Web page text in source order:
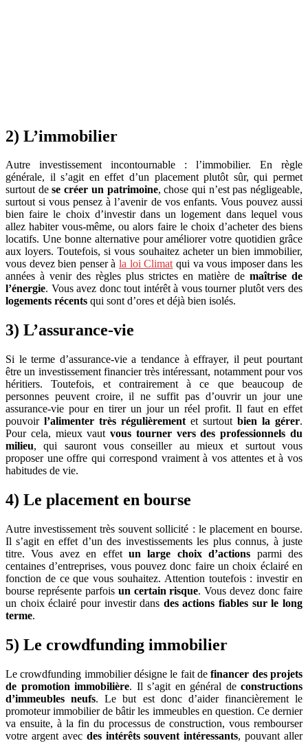
2) L’immobilier
Autre investissement incontournable : l’immobilier. En règle
générale, il s’agit en effet d’un placement plutôt sûr, qui permet
surtout dese créer un patrimoine, chose qui n’est pas négligeable,
surtout si vous pensez à l’avenir de vos enfants. Vous pouvez aussi
bien faire le choix d’investir dans un logement dans lequel vous
allez habiter vous-même, ou alors faire le choix d’acheter des biens
locatifs. Une bonne alternative pour améliorer votre quotidien grâce
aux loyers. Toutefois, si vous souhaitez acheter un bien immobilier,
vous devez bien penser àla loi Climatqui va vous imposer dans les
années à venir des règles plus strictes en matière de maîtrise de
l’énergie. Vous avez donc tout intérêt à vous tourner plutôt vers des
logements récents qui sont d’ores et déjà bien isolés.
3) L’assurance-vie
Si le terme d’assurance-vie a tendance à effrayer, il peut pourtant
être un investissement financier très intéressant, notamment pour vos
héritiers. Toutefois, et contrairement à ce que beaucoup de
personnes peuvent croire, il ne suffit pas d’ouvrir un jour une
assurance-vie pour en tirer un jour un réel profit. Il faut en effet
pouvoirl’alimenter très régulièrement et surtout bien la gérer.
Pour cela, mieux vautvous tourner vers des professionnels du
milieu, qui sauront vous conseiller au mieux et surtout vous
proposer une offre qui correspond vraiment à vos attentes et à vos
habitudes de vie.
4) Le placement en bourse
Autre investissement très souvent sollicité : le placement en bourse.
Il s’agit en effet d’un des investissements les plus connus, à juste
titre. Vous avez en effetun large choix d’actions parmi des
centaines d’entreprises, vous pouvez donc faire un choix éclairé en
fonction de ce que vous souhaitez. Attention toutefois : investir en
bourse représente parfois un certain risque. Vous devez donc faire
un choix éclairé pour investir dans des actions fiables sur le long
terme.
5) Le crowdfunding immobilier
Le crowdfunding immobilier désigne le fait definancer des projets
de promotion immobilière. Il s’agit en général de constructions
d’immeubles neufs. Le but est donc d’aider financièrement le
promoteur immobilier de bâtir les immeubles en question. Ce dernier
va ensuite, à la fin du processus de construction, vous rembourser
votre argent avec des intérêts souvent intéressants, pouvant aller